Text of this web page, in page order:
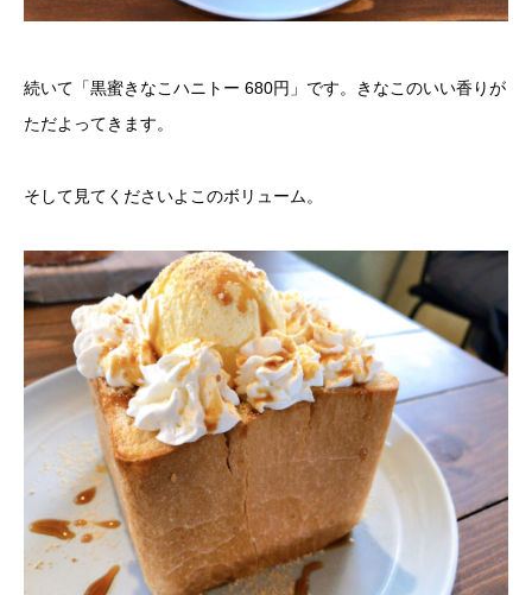
続いて「黒蜜きなこハニトー 680円」です。きなこのいい香りが
ただよってきます。
そして見てくださいよこのボリューム。